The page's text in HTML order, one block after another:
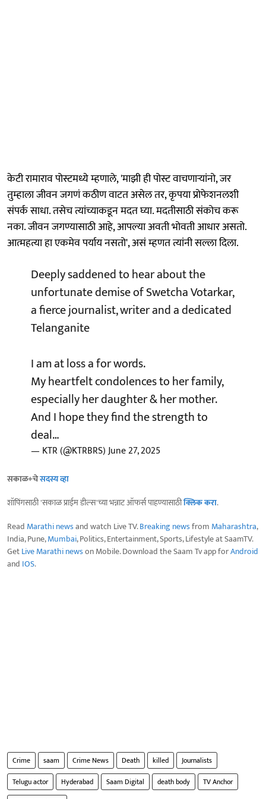
केटी रामाराव पोस्टमध्ये म्हणाले, 'माझी ही पोस्ट वाचणाऱ्यांनो, जर
तुम्हाला जीवन जगणं कठीण वाटत असेल तर, कृपया प्रोफेशनलशी
संपर्क साधा. तसेच त्यांच्याकडून मदत घ्या. मदतीसाठी संकोच करू
नका. जीवन जगण्यासाठी आहे, आपल्या अवती भोवती आधार असतो.
आत्महत्या हा एकमेव पर्याय नसतो', असं म्हणत त्यांनी सल्ला दिला.
Deeply saddened to hear about the
unfortunate demise of Swetcha Votarkar,
a fierce journalist, writer and a dedicated
Telanganite
I am at loss a for words.
My heartfelt condolences to her family,
especially her daughter & her mother.
And I hope they find the strength to
deal…
— KTR (@KTRBRS)June 27, 2025
सकाळ+चेसदस्य व्हा
शॉपिंगसाठी 'सकाळ प्राईम डील्स'च्या भन्नाट ऑफर्स पाहण्यासाठीक्लिक करा.
Read Marathi newsand watch Live TV.Breaking newsfrom Maharashtra,
India, Pune,Mumbai, Politics, Entertainment, Sports, Lifestyle at SaamTV.
GetLive Marathi newson Mobile. Download the Saam Tv app forAndroid
and IOS.
Crime saam Crime News Death killed
Journalists
Telugu actor
Hyderabad Saam Digital death body
TV Anchor